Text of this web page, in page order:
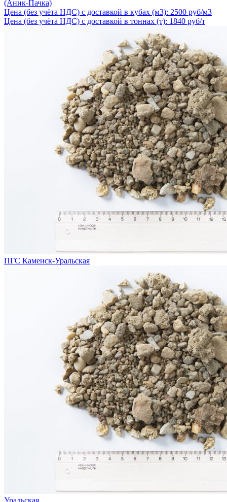
(Аник-Пачка)
Цена (без учёта НДС) с доставкой в кубах (м3): 2500 руб/м3
Цена (без учёта НДС) с доставкой в тоннах (т): 1840 руб/т
ПГС Каменск-Уральская
Уральская